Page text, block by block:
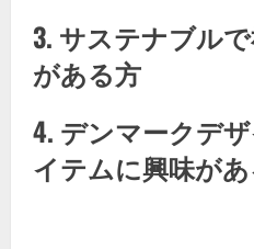
3. サステナブル
がある方
4. デンマークデ
イテムに興味が